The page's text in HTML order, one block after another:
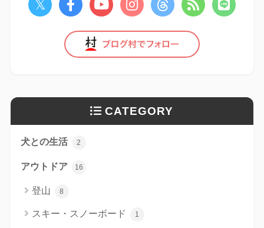
CATEGORY
犬との生活 2
アウトドア 16
登山 8
スキー・スノーボード 1